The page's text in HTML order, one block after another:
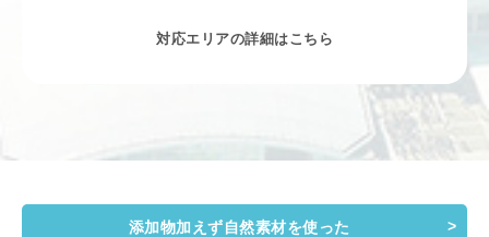
対応エリアの詳細はこちら
添加物加えず自然素材を使った